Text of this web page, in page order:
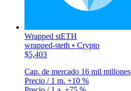
Wrapped stETH
wrapped-steth • Crypto
$5,403
Cap. de mercado 16 mil millones
Precio / 1 m. +10 %